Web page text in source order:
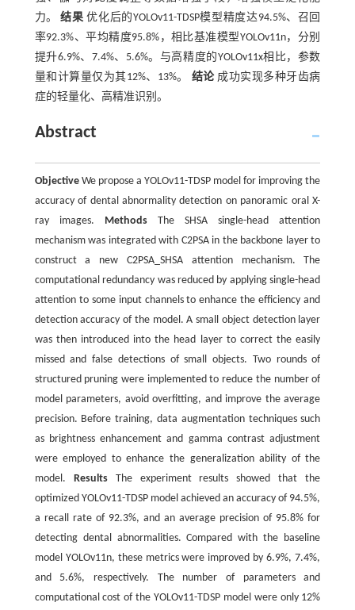
力。结果 优化后的YOLOv11-TDSP模型精度达94.5%、召回
率92.3%、平均精度95.8%，相比基准模型YOLOv11n，分别
提升6.9%、7.4%、5.6%。与高精度的YOLOv11x相比，参数
量和计算量仅为其12%、13%。 结论成功实现多种牙齿病
症的轻量化、高精准识别。
Abstract
ObjectiveWe propose a YOLOv11-TDSP model for improving the
accuracy of dental abnormality detection on panoramic oral X-
ray images. MethodsThe SHSA single-head attention
mechanism was integrated with C2PSA in the backbone layer to
construct a new C2PSA_SHSA attention mechanism. The
computational redundancy was reduced by applying single-head
attention to some input channels to enhance the efficiency and
detection accuracy of the model. A small object detection layer
was then introduced into the head layer to correct the easily
missed and false detections of small objects. Two rounds of
structured pruning were implemented to reduce the number of
model parameters, avoid overfitting, and improve the average
precision. Before training, data augmentation techniques such
as brightness enhancement and gamma contrast adjustment
were employed to enhance the generalization ability of the
model. ResultsThe experiment results showed that the
optimized YOLOv11-TDSP model achieved an accuracy of 94.5%,
a recall rate of 92.3%, and an average precision of 95.8% for
detecting dental abnormalities. Compared with the baseline
model YOLOv11n, these metrics were improved by 6.9%, 7.4%,
and 5.6%, respectively. The number of parameters and
computational cost of the YOLOv11-TDSP model were only 12%